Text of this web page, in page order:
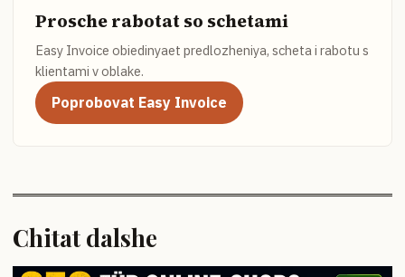
Prosche rabotat so schetami
Easy Invoice obiedinyaet predlozheniya, scheta i rabotu s
klientami v oblake.
Poprobovat Easy Invoice
Chitat dalshe